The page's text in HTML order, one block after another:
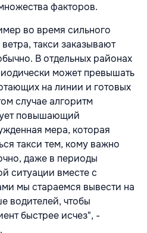
факторов.
во время сильного
такси заказывают
В отдельных районах
может превышать
на линии и готовых
случае алгоритм
повышающий
мера, которая
такси тем, кому важно
даже в периоды
ситуации вместе с
мы стараемся вывести на
водителей, чтобы
быстрее исчез", -